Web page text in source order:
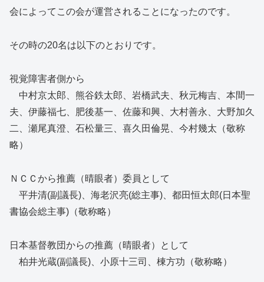
会によってこの会が運営されることになったのです。
その時の20名は以下のとおりです。
視覚障害者側から
中村京太郎、熊谷鉄太郎、岩橋武夫、秋元梅吉、本間一
夫、伊藤福七、肥後基一、佐藤和興、大村善永、大野加久
二、瀬尾真澄、石松量三、喜久田倫晃、今村幾太（敬称
略）
ＮＣＣから推薦（晴眼者）委員として
平井清(副議長)、海老沢亮(総主事)、都田恒太郎(日本聖
書協会総主事)（敬称略）
日本基督教団からの推薦（晴眼者）として
柏井光蔵(副議長)、小原十三司、棟方功（敬称略）